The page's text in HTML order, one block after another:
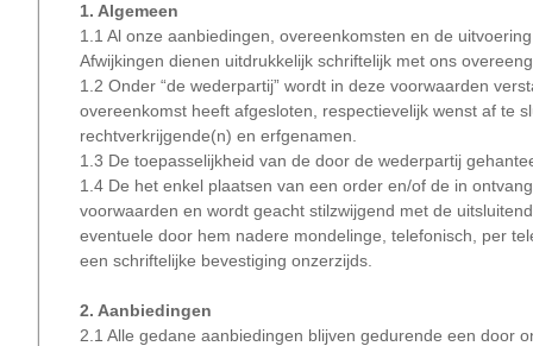
1. Algemeen
1.1 Al onze aanbiedingen, overeenkomsten en de
Afwijkingen dienen uitdrukkelijk schriftelijk met ons
1.2 Onder “de wederpartij” wordt in deze voorwaarden
overeenkomst heeft afgesloten, respectievelijk wenst af te
rechtverkrijgende(n) en erfgenamen.
1.3 De toepasselijkheid van de door de wederpartij
1.4 De het enkel plaatsen van een order en/of de in
voorwaarden en wordt geacht stilzwijgend met de
eventuele door hem nadere mondelinge, telefonisch, per
een schriftelijke bevestiging onzerzijds.
2. Aanbiedingen
2.1 Alle gedane aanbiedingen blijven gedurende een door